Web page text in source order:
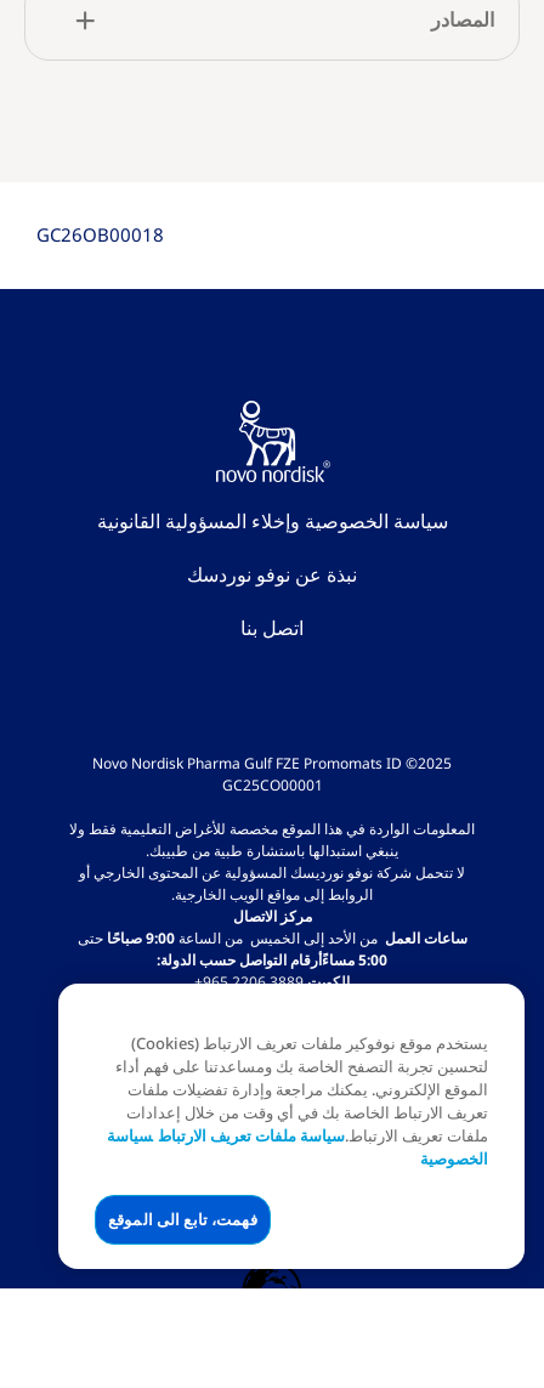
المصادر
GC26OB00018
سياسة الخصوصية وإخلاء المسؤولية القانونية
نبذة عن نوفو نوردسك
اتصل بنا
2025© Novo Nordisk Pharma Gulf FZE Promomats ID
GC25CO00001
المعلومات الواردة في هذا الموقع مخصصة للأغراض التعليمية فقط ولا
ينبغي استبدالها باستشارة طبية من طبيبك.
لا تتحمل شركة نوفو نورديسك المسؤولية عن المحتوى الخارجي أو
الروابط إلى مواقع الويب الخارجية.
مركز الاتصال
ساعات العملمن الأحد إلى الخميس من الساعة9:00 صباحًا
حتى
5:00 مساءًأرقام التواصل حسب الدولة:
الكويت‎+965 2206 3889
الإمارات:
حتى 05:00 مساءً
يستخدم موقع نوفوكير ملفات تعريف الارتباط (Cookies)
لتحسين تجربة التصفح الخاصة بك ومساعدتنا على فهم أداء
الموقع الإلكتروني. يمكنك مراجعة وإدارة تفضيلات ملفات
تعريف الارتباط الخاصة بك في أي وقت من خلال إعدادات
ملفات تعريف الارتباط.سياسة ملفات تعريف الارتباط سياسة
الخصوصية
فهمت، تابع الى الموقع